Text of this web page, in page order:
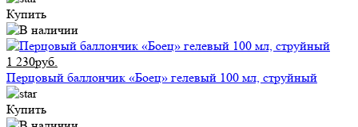
Купить
1 230руб.
Перцовый баллончик «Боец» гелевый 100 мл, струйный
Купить